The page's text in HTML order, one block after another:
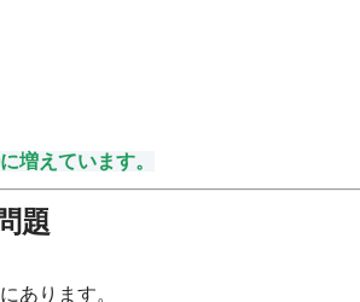
増えています。
題
あります。